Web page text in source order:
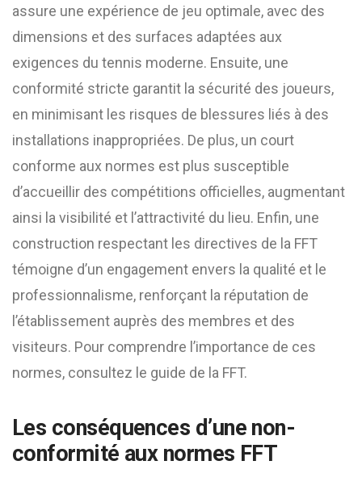
assure une expérience de jeu optimale, avec des
dimensions et des surfaces adaptées aux
exigences du tennis moderne. Ensuite, une
conformité stricte garantit la sécurité des joueurs,
en minimisant les risques de blessures liés à des
installations inappropriées. De plus, un court
conforme aux normes est plus susceptible
d’accueillir des compétitions officielles, augmentant
ainsi la visibilité et l’attractivité du lieu. Enfin, une
construction respectant les directives de la FFT
témoigne d’un engagement envers la qualité et le
professionnalisme, renforçant la réputation de
l’établissement auprès des membres et des
visiteurs. Pour comprendre l’importance de ces
normes, consultez le guide de la FFT.
Les conséquences d’une non-
conformité aux normes FFT